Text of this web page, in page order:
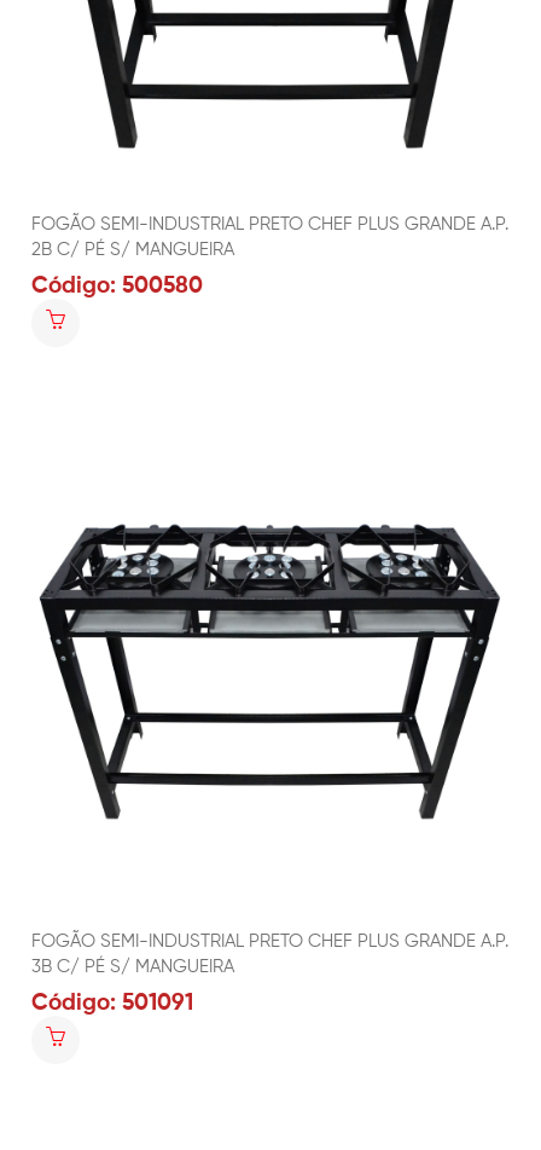
FOGÃO SEMI-INDUSTRIAL PRETO CHEF PLUS GRANDE A.P.
2B C/ PÉ S/ MANGUEIRA
Código: 500580
FOGÃO SEMI-INDUSTRIAL PRETO CHEF PLUS GRANDE A.P.
3B C/ PÉ S/ MANGUEIRA
Código: 501091